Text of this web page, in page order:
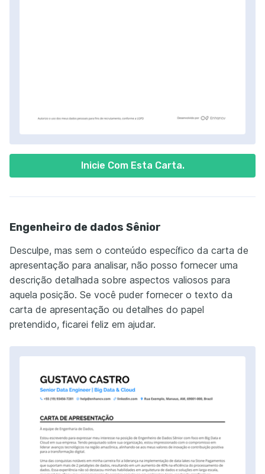
Inicie Com Esta Carta.
Engenheiro de dados Sênior
Desculpe, mas sem o conteúdo específico da carta de
apresentação para analisar, não posso fornecer uma
descrição detalhada sobre aspectos valiosos para
aquela posição. Se você puder fornecer o texto da
carta de apresentação ou detalhes do papel
pretendido, ficarei feliz em ajudar.